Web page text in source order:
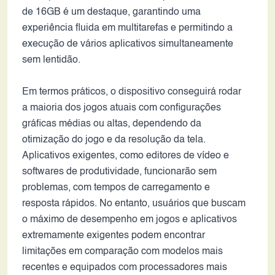
de 16GB é um destaque, garantindo uma
experiência fluida em multitarefas e permitindo a
execução de vários aplicativos simultaneamente
sem lentidão.
Em termos práticos, o dispositivo conseguirá rodar
a maioria dos jogos atuais com configurações
gráficas médias ou altas, dependendo da
otimização do jogo e da resolução da tela.
Aplicativos exigentes, como editores de vídeo e
softwares de produtividade, funcionarão sem
problemas, com tempos de carregamento e
resposta rápidos. No entanto, usuários que buscam
o máximo de desempenho em jogos e aplicativos
extremamente exigentes podem encontrar
limitações em comparação com modelos mais
recentes e equipados com processadores mais